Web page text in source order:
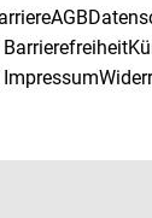
AGB
Impressum